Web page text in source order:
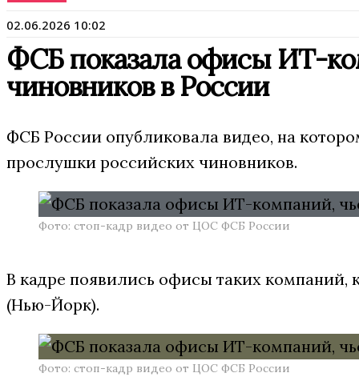
02.06.2026 10:02
ФСБ показала офисы ИТ-
чиновников в России
ФСБ России опубликовала видео, на
прослушки российских чиновников.
Фото: стоп-кадр видео от ЦОС ФСБ России
В кадре появились офисы таких
(Нью-Йорк).
Фото: стоп-кадр видео от ЦОС ФСБ России